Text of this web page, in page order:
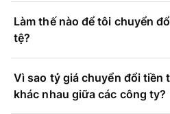
Làm thế nào để tôi chuyển
tệ?
Vì sao tỷ giá chuyển đổi tiền
khác nhau giữa các công ty?